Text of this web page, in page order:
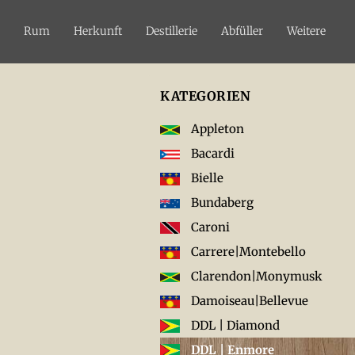
Rum Herkunft Destillerie Abfüller Weitere
KATEGORIEN
Appleton
Bacardi
Bielle
Bundaberg
Caroni
Carrere|Montebello
Clarendon|Monymusk
Damoiseau|Bellevue
DDL | Diamond
DDL | Enmore